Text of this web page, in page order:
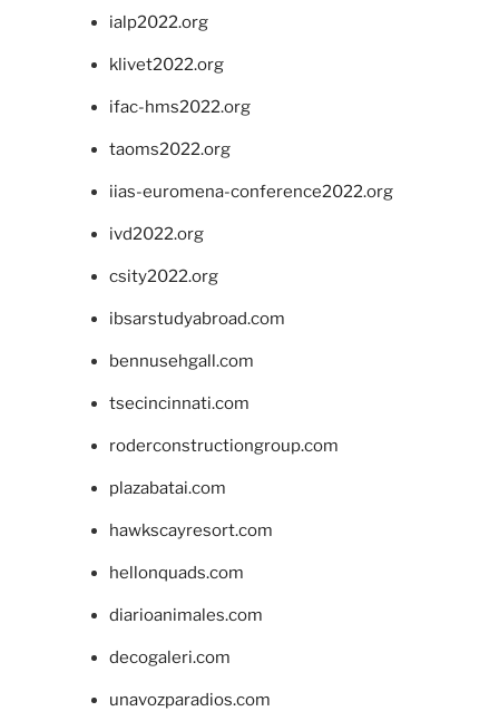
ialp2022.org
klivet2022.org
ifac-hms2022.org
taoms2022.org
iias-euromena-conference2022.org
ivd2022.org
csity2022.org
ibsarstudyabroad.com
bennusehgall.com
tsecincinnati.com
roderconstructiongroup.com
plazabatai.com
hawkscayresort.com
hellonquads.com
diarioanimales.com
decogaleri.com
unavozparadios.com